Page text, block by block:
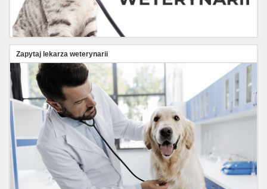
Zapytaj lekarza weterynarii